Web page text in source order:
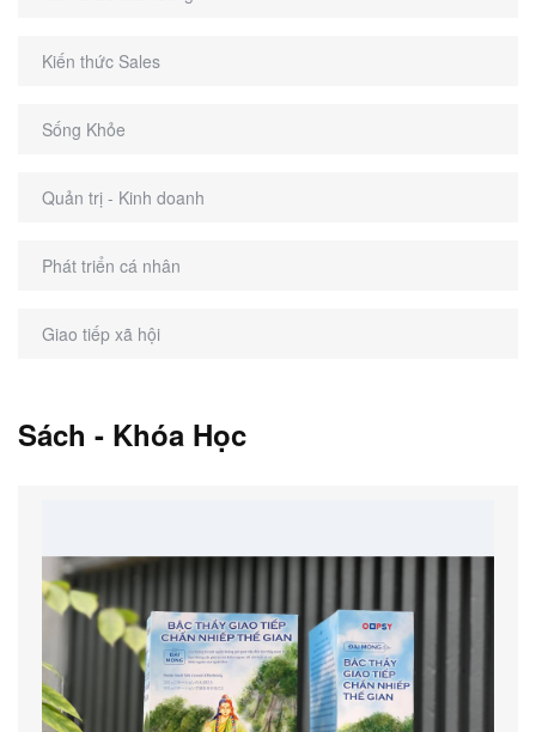
Kiến thức Sales
Sống Khỏe
Quản trị - Kinh doanh
Phát triển cá nhân
Giao tiếp xã hội
Sách - Khóa Học